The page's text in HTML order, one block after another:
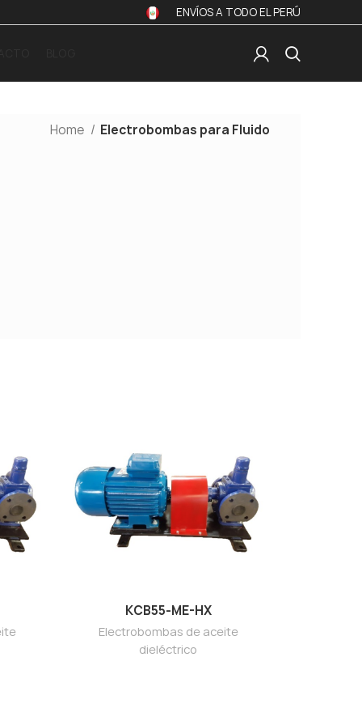
ENVÍOS A TODO EL PERÚ
Home Electrobombas para Fluido
KCB55-ME-HX
Electrobombas de aceite
dieléctrico